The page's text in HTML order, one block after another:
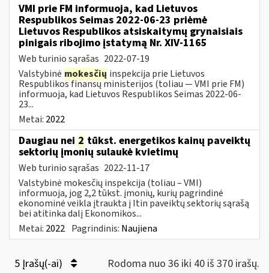
VMI prie FM informuoja, kad Lietuvos
Respublikos Seimas 2022-06-23 priėmė
Lietuvos Respublikos atsiskaitymų grynaisiais
pinigais ribojimo įstatymą Nr. XIV-1165
Web turinio sąrašas 2022-07-19
Valstybinė mokesčių inspekcija prie Lietuvos
Respublikos finansų ministerijos (toliau — VMI prie FM)
informuoja, kad Lietuvos Respublikos Seimas 2022-06-
23...
Metai: 2022
Daugiau nei 2 tūkst. energetikos kainų paveiktų
sektorių įmonių sulaukė kvietimų
Web turinio sąrašas 2022-11-17
Valstybinė mokesčių inspekcija (toliau – VMI)
informuoja, jog 2,2 tūkst. įmonių, kurių pagrindinė
ekonominė veikla įtraukta į Itin paveiktų sektorių sąrašą
bei atitinka dalį Ekonomikos...
Metai: 2022 Pagrindinis: Naujiena
5 Įrašų(-ai) Rodoma nuo 36 iki 40 iš 370 irašų.